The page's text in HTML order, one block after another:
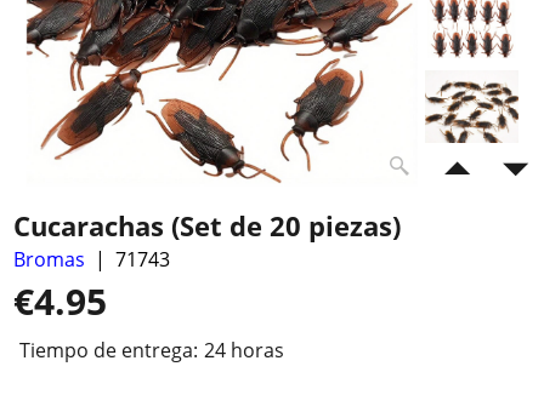
Cucarachas (Set de 20 piezas)
Bromas 71743
€4.95
Tiempo de entrega: 24 horas